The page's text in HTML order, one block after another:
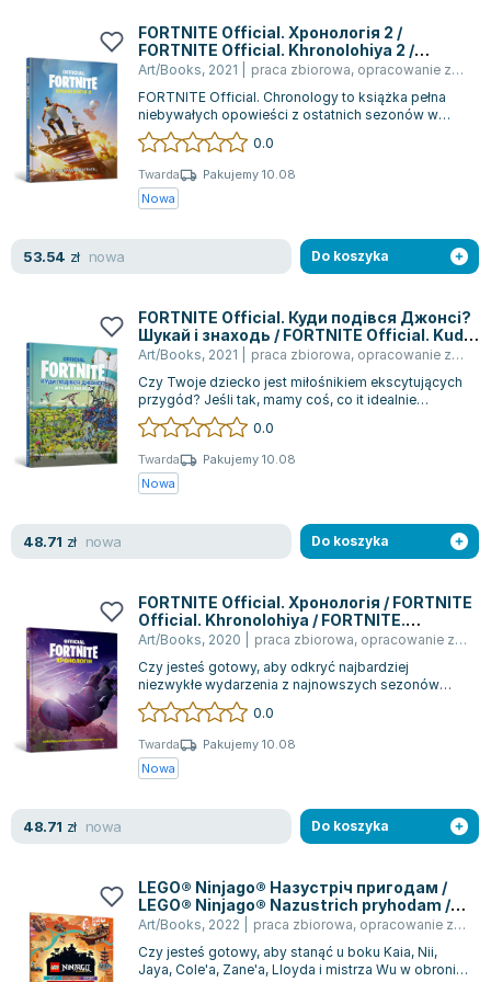
Książki o naukach politycznych dla studentów
Książki do nauk przyrodniczych dla studentów
Książki do nauk społecznych dla studentów
Książki do nauk ścisłych dla studentów
Prawo - książki dla studentów
Technologia żywności - książki
Zarządzanie i marketing - książki
Podręczniki dla nauczycieli - metodyka
Bolesław Prus
Clive Cussler
Wanda Chotomska
Józef Ignacy Kraszewski
Clive Staples Lewis
Martyna Wojciechowska
Melissa De la Cruz
Jaś Kapela
Witold Gadowski
Jan Pietrzak
Marcin Kowalczyk
Piotr Zychowicz
Joanna Jabłczyńska
Piotr Kościelny
Agata Passent
Maciej Orłoś
Jo Nesbo
Katarzyna Miller
Antoine de Saint Exupery
Lew Tołstoj
Mark Twain
ks. Piotr Pawlukiewicz
Piotr Latocha
Michael Scott
Piotr Semka
Jarosław Iwaszkiewicz
FORTNITE Official. Хронологія 2 /
FORTNITE Official. Khronolohiya 2 /
FORTNITE. Chronologia 2
Art/Books, 2021 praca zbiorowa, opracowanie zbiorowe
FORTNITE Official. Chronology to książka pełna
niebywałych opowieści z ostatnich sezonów w
świecie Fortnite. Dzięki niej możesz do...
0.0
Twarda
Pakujemy 10.08
Nowa
53.54 zł nowa Do koszyka
FORTNITE Official. Куди подівся Джонсі?
Шукай і знаходь / FORTNITE Official. Kudy
podivsya Dzhonsi? Shukay i znakhod /
Szukaj i znajdź
Art/Books, 2021 praca zbiorowa, opracowanie zbiorowe
Czy Twoje dziecko jest miłośnikiem ekscytujących
przygód? Jeśli tak, mamy coś, co it idealnie
wpisuje się w te zainteresowania! Ks...
0.0
Twarda
Pakujemy 10.08
Nowa
48.71 zł nowa Do koszyka
FORTNITE Official. Хронологія / FORTNITE
Official. Khronolohiya / FORTNITE.
Chronologia
Art/Books, 2020 praca zbiorowa, opracowanie zbiorowe
Czy jesteś gotowy, aby odkryć najbardziej
niezwykłe wydarzenia z najnowszych sezonów
Fortnite? Czy wiedziałeś, że w tej grze można...
0.0
Twarda
Pakujemy 10.08
Nowa
48.71 zł nowa Do koszyka
LEGO® Ninjago® Назустріч пригодам /
LEGO® Ninjago® Nazustrich pryhodam /
LEGO® Ninjago® Adventure
Art/Books, 2022 praca zbiorowa, opracowanie zbiorowe
Czy jesteś gotowy, aby stanąć u boku Kaia, Nii,
Jaya, Cole'a, Zane'a, Lloyda i mistrza Wu w obronie